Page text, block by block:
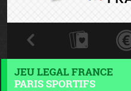
JEU LEGAL FRANCE
PARIS SPORTIFS